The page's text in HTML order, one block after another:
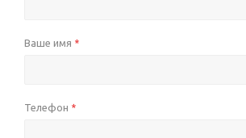
Ваше имя *
Телефон *